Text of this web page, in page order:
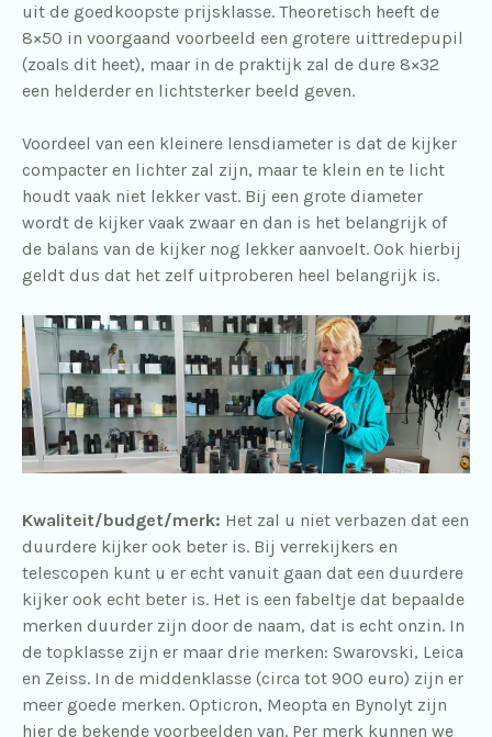
uit de goedkoopste prijsklasse. Theoretisch heeft de
8×50 in voorgaand voorbeeld een grotere uittredepupil
(zoals dit heet), maar in de praktijk zal de dure 8×32
een helderder en lichtsterker beeld geven.
Voordeel van een kleinere lensdiameter is dat de kijker
compacter en lichter zal zijn, maar te klein en te licht
houdt vaak niet lekker vast. Bij een grote diameter
wordt de kijker vaak zwaar en dan is het belangrijk of
de balans van de kijker nog lekker aanvoelt. Ook hierbij
geldt dus dat het zelf uitproberen heel belangrijk is.
Kwaliteit/budget/merk: Het zal u niet verbazen dat een
duurdere kijker ook beter is. Bij verrekijkers en
telescopen kunt u er echt vanuit gaan dat een duurdere
kijker ook echt beter is. Het is een fabeltje dat bepaalde
merken duurder zijn door de naam, dat is echt onzin. In
de topklasse zijn er maar drie merken: Swarovski, Leica
en Zeiss. In de middenklasse (circa tot 900 euro) zijn er
meer goede merken. Opticron, Meopta en Bynolyt zijn
hier de bekende voorbeelden van. Per merk kunnen we